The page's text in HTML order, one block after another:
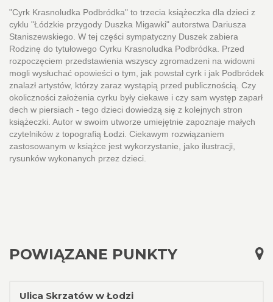
"Cyrk Krasnoludka Podbródka" to trzecia książeczka dla dzieci z
cyklu "Łódzkie przygody Duszka Migawki" autorstwa Dariusza
Staniszewskiego. W tej części sympatyczny Duszek zabiera
Rodzinę do tytułowego Cyrku Krasnoludka Podbródka. Przed
rozpoczęciem przedstawienia wszyscy zgromadzeni na widowni
mogli wysłuchać opowieści o tym, jak powstał cyrk i jak Podbródek
znalazł artystów, którzy zaraz wystąpią przed publicznością. Czy
okoliczności założenia cyrku były ciekawe i czy sam występ zaparł
dech w piersiach - tego dzieci dowiedzą się z kolejnych stron
książeczki. Autor w swoim utworze umiejętnie zapoznaje małych
czytelników z topografią Łodzi. Ciekawym rozwiązaniem
zastosowanym w książce jest wykorzystanie, jako ilustracji,
rysunków wykonanych przez dzieci.
POWIĄZANE PUNKTY
Ulica Skrzatów w Łodzi